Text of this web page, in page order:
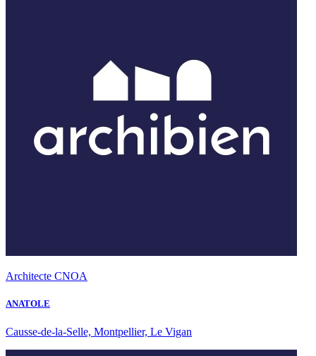
Architecte CNOA
ANATOLE
Causse-de-la-Selle, Montpellier, Le Vigan